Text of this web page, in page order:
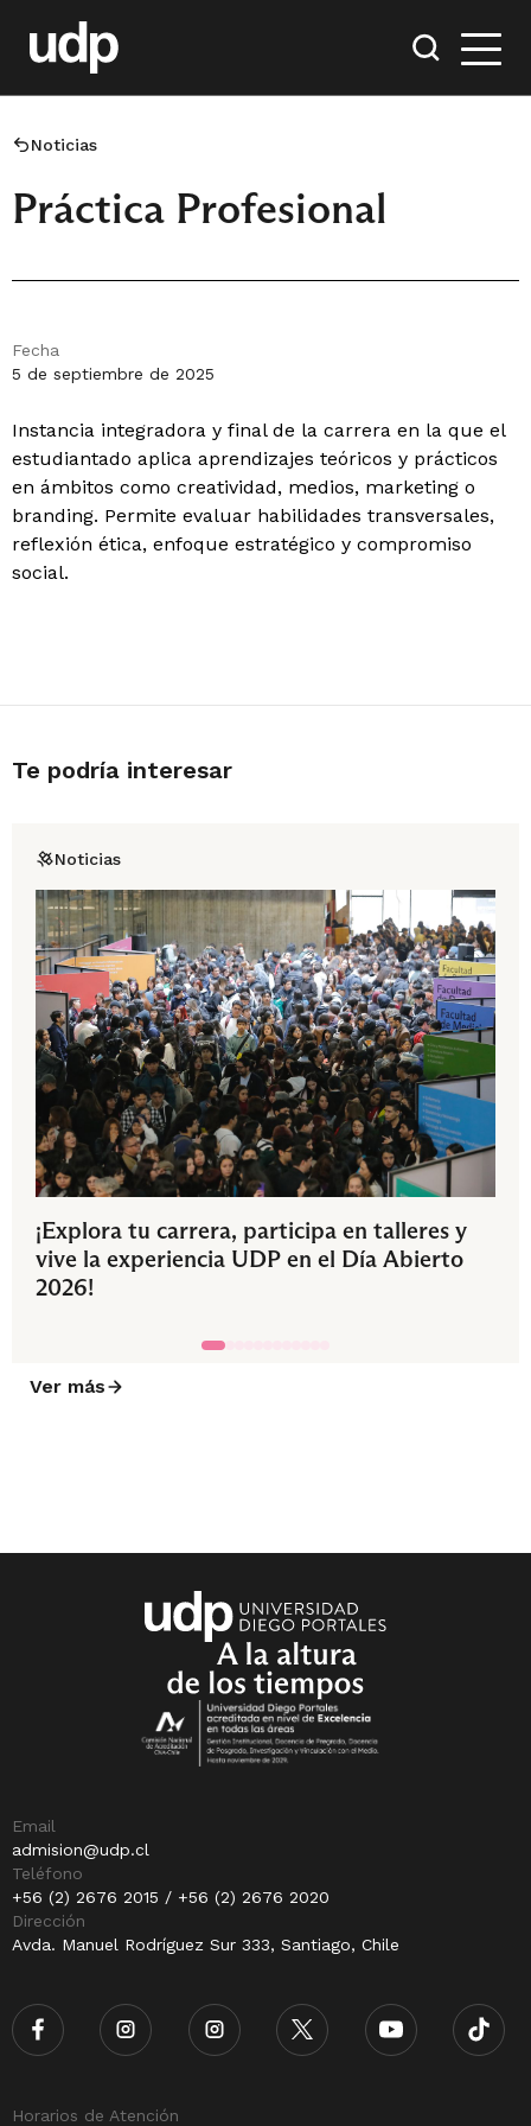
Noticias
Práctica Profesional
Fecha
5 de septiembre de 2025
Instancia integradora y final de la carrera en la que el
estudiantado aplica aprendizajes teóricos y prácticos
en ámbitos como creatividad, medios, marketing o
branding. Permite evaluar habilidades transversales,
reflexión ética, enfoque estratégico y compromiso
social.
Te podría interesar
Noticias
¡Explora tu carrera, participa en talleres y
vive la experiencia UDP en el Día Abierto
2026!
Ver más
Email
admision@udp.cl
Teléfono
+56 (2) 2676 2015 / +56 (2) 2676 2020
Dirección
Avda. Manuel Rodríguez Sur 333, Santiago, Chile
Horarios de Atención